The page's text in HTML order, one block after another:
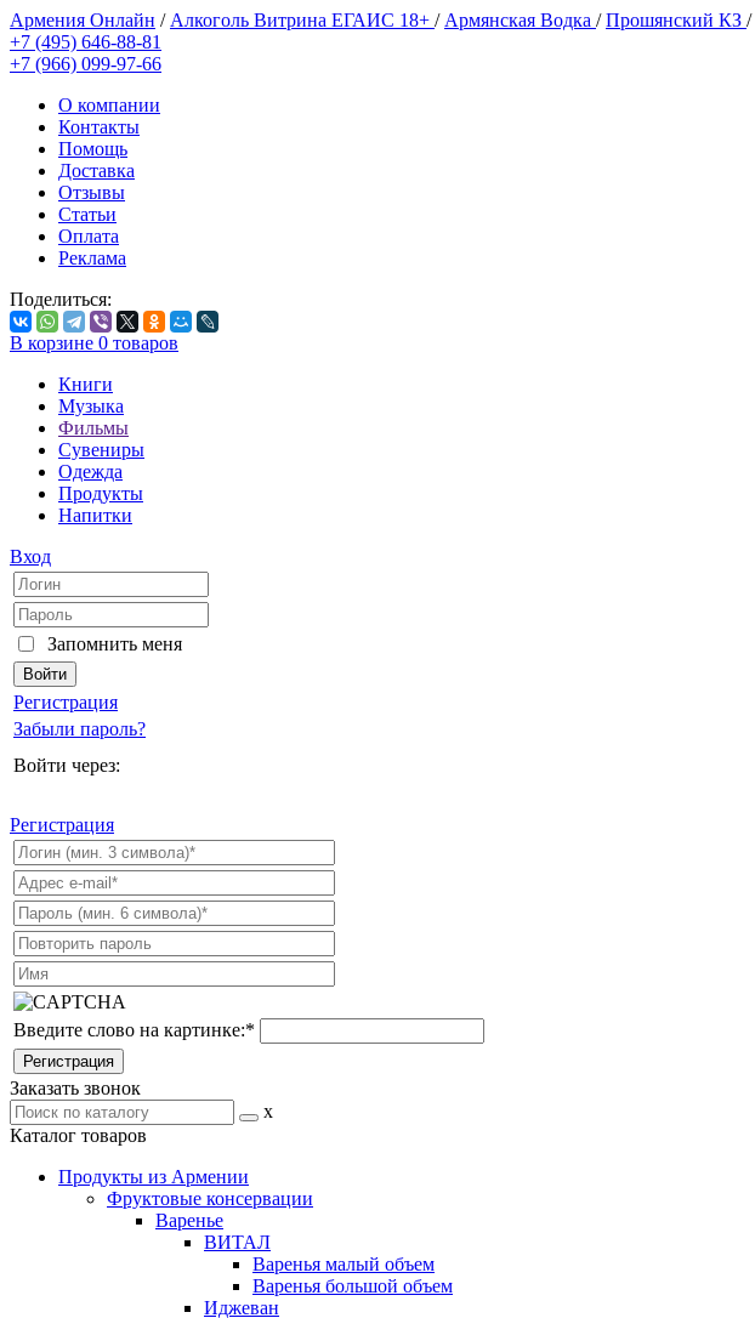
Армения Онлайн / Алкоголь Витрина ЕГАИС 18+ / Армянская Водка /Прошянский КЗ /
+7 (495) 646-88-81
+7 (966) 099-97-66
О компании
Контакты
Помощь
Доставка
Отзывы
Статьи
Оплата
Реклама
Поделиться:
В корзине 0 товаров
Книги
Музыка
Фильмы
Сувениры
Одежда
Продукты
Напитки
Вход
Запомнить меня
Регистрация
Забыли пароль?
Войти через:
Регистрация
Введите слово на картинке:*
Заказать звонок
x
Каталог товаров
Продукты из Армении
Фруктовые консервации
Варенье
ВИТАЛ
Варенья малый объем
Варенья большой объем
Иджеван